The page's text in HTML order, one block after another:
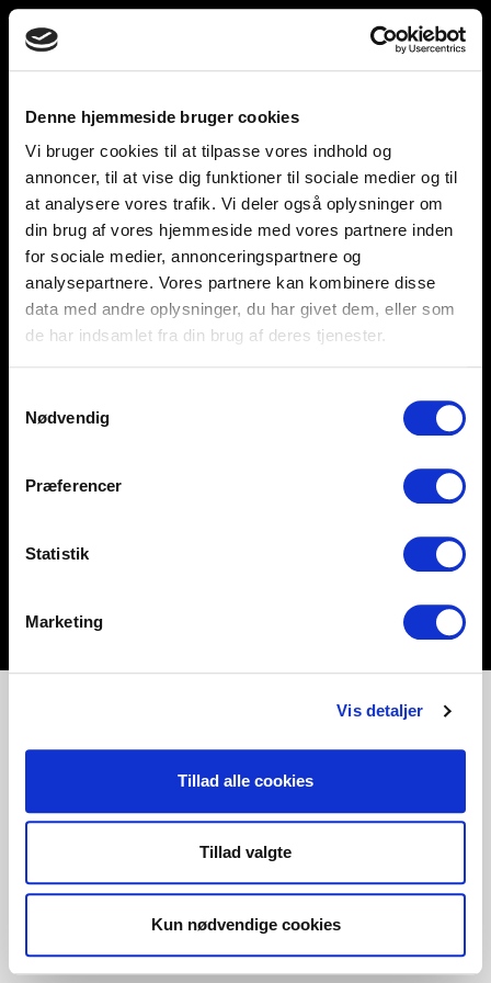
Denne hjemmeside bruger cookies
Vi bruger cookies til at tilpasse vores indhold og
annoncer, til at vise dig funktioner til sociale medier og til
at analysere vores trafik. Vi deler også oplysninger om
din brug af vores hjemmeside med vores partnere inden
for sociale medier, annonceringspartnere og
analysepartnere. Vores partnere kan kombinere disse
data med andre oplysninger, du har givet dem, eller som
de har indsamlet fra din brug af deres tjenester.
Nødvendig
Præferencer
Statistik
Marketing
Vis detaljer
Tillad alle cookies
Tillad valgte
Kun nødvendige cookies
Toggle
navigation
unnu
Help and support
Retailers
Browse for inspiration
SØREN FRICHS VEJ 52, 8230 AABYHØJ
+4586997400
INFO@UNNU.NU